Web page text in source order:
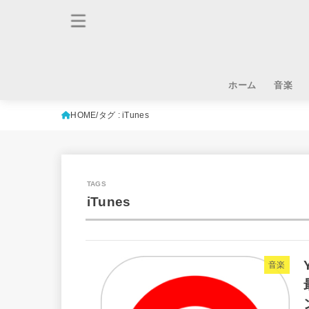
ホーム 音楽
HOME タグ : iTunes
iTunes
音楽